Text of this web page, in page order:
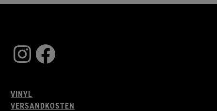
Instagram
Facebook
VINYL
VERSANDKOSTEN